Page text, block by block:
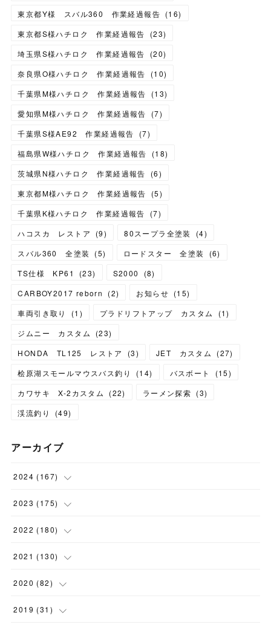
東京都Y様 スバル360 作業経過報告 (16)
東京都S様ハチロク 作業経過報告
(23)
埼玉県S様ハチロク 作業経過報告
(20)
奈良県O様ハチロク 作業経過報告
(10)
千葉県M様ハチロク 作業経過報告
(13)
愛知県M様ハチロク 作業経過報告
(7)
千葉県S様AE92 作業経過報告
(7)
福島県W様ハチロク 作業経過報告
(18)
茨城県N様ハチロク 作業経過報告
(6)
東京都M様ハチロク 作業経過報告
(5)
千葉県K様ハチロク 作業経過報告
(7)
ハコスカ レストア
(9) 80スープラ全塗装 (4)
スバル360 全塗装
(5) ロードスター 全塗装 (6)
TS仕様 KP61
(23) S2000 (8)
CARBOY2017 reborn
(2) お知らせ (15)
車両引き取り
(1 ) プラドリフトアップ カスタム (1)
ジムニー カスタム
(23)
HONDA TL125 レストア
(3) JET カスタム (27)
桧原湖スモールマウスバス釣り
(14) バスボート (15)
カワサキ X-2カスタム
(22) ラーメン探索 (3)
渓流釣り
(49)
アーカイブ
2024 (167)
(11)
(24)
(23)
( 23
2023 (175)
(12)
(18)
(16
( 15
2022 (180)
(17)
(15
(23
2021 (130)
(10
(4 )
2020 (82)
(21
2019 (31 )